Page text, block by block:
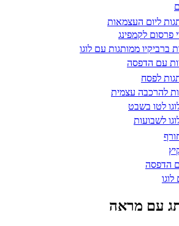
ליום העצמאות
פרסום לקמפינג
ברביקיו ממותגות עם לוגו
עם הדפסה
לפסח
להרכבה עצמית
לטו בשבט
לשבועות
הדפסה
עם מראה